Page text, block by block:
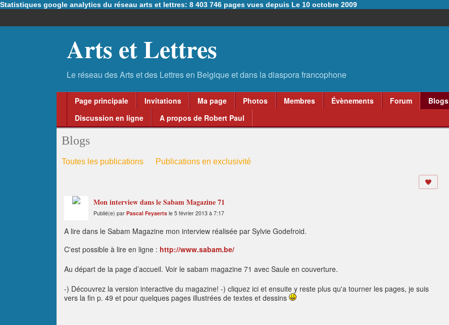
Statistiques google analytics du réseau arts et lettres: 8 403 746 pages vues depuis Le 10 octobre 2009
Arts et Lettres
Page principale Invitations Ma page Photos Membres Évènements Forum Blogs
Discussion en ligne
A propos de Robert Paul
Blogs
Toutes les publications Publications en exclusivité
Mon interview dans le Sabam Magazine 71
Publié(e) par Pascal Feyaerts le 5 février 2013 à 7:17
A lire dans le Sabam Magazine mon interview réalisée par Sylvie Godefroid.
C'est possible à lire en ligne : http://www.sabam.be/
Au départ de la page d’accueil. Voir le sabam magazine 71 avec Saule en couverture.
-) Découvrez la version interactive du magazine! -) cliquez ici et ensuite y reste plus qu'a tourner les pages, je suis
vers la fin p. 49 et pour quelques pages illustrées de textes et dessins